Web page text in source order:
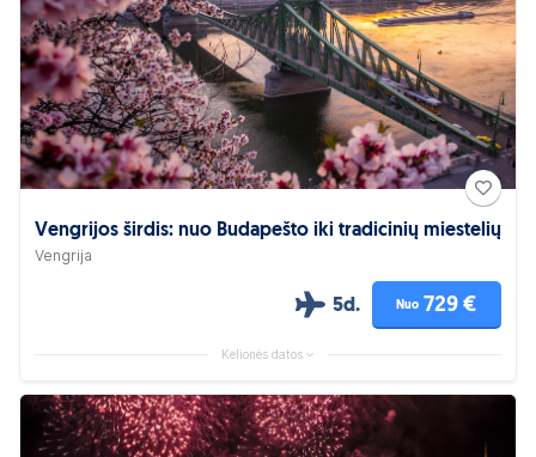
Vengrijos širdis: nuo Budapešto iki tradicinių miestelių
Vengrija
5d. Nuo 729 €
Kelionės datos